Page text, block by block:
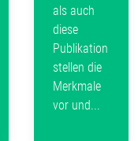
als auch
diese
Publikation
stellen die
Merkmale
vor und...